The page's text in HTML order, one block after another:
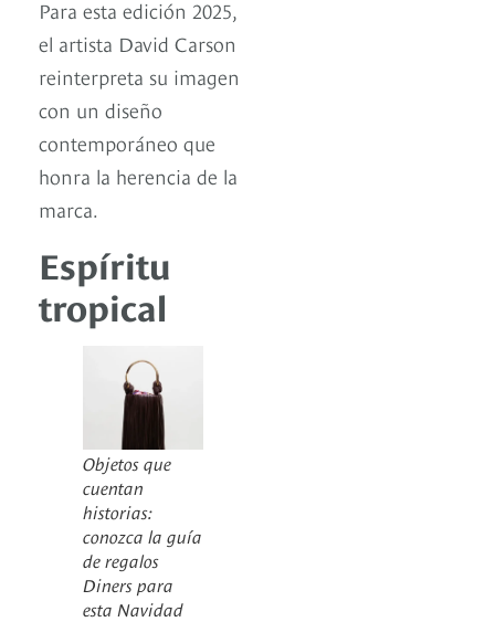
Para esta edición 2025,
el artista David Carson
reinterpreta su imagen
con un diseño
contemporáneo que
honra la herencia de la
marca.
Espíritu
tropical
Objetos que
cuentan
historias:
conozca la guía
de regalos
Diners para
esta Navidad